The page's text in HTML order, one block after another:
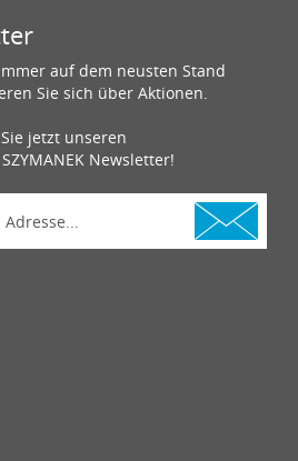
auf dem neusten Stand
Sie sich über Aktionen.
jetzt unseren
Newsletter!